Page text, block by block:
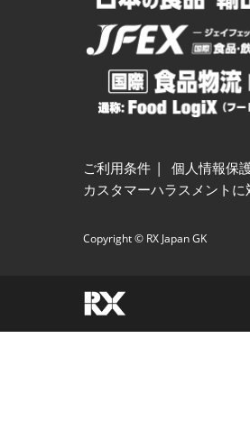
ご利用条件 個人情報保
カスタマーハラスメント
Copyright © RX Japan GK